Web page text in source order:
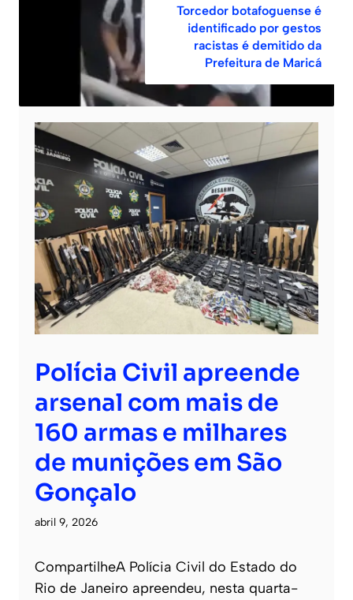
Torcedor botafoguense é
identificado por gestos
racistas é demitido da
Prefeitura de Maricá
Polícia Civil apreende
arsenal com mais de
160 armas e milhares
de munições em São
Gonçalo
abril 9, 2026
CompartilheA Polícia Civil do Estado do
Rio de Janeiro apreendeu, nesta quarta-